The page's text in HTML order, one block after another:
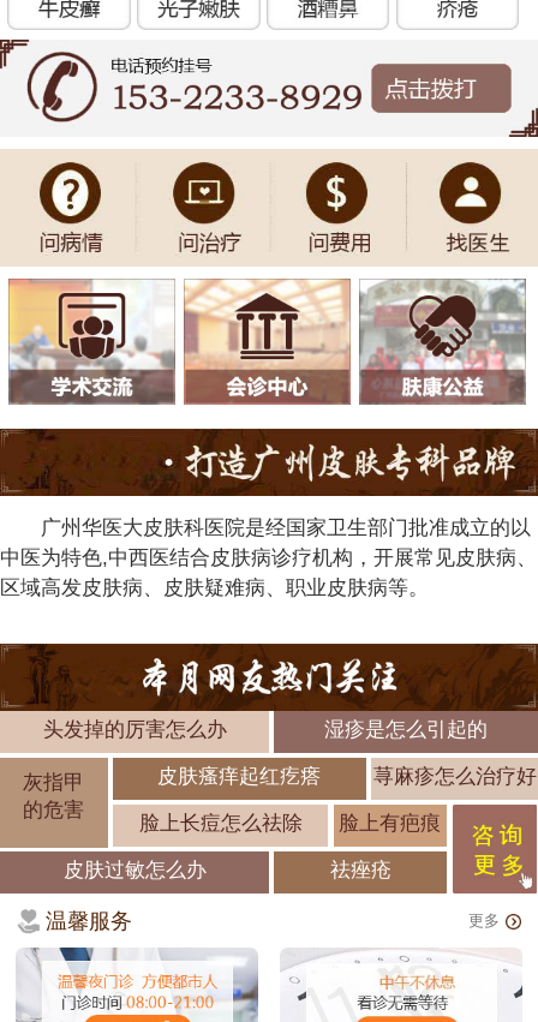
广州华医大皮肤科医院是经国家卫生部门批准成立的以
中医为特色,中西医结合皮肤病诊疗机构，开展常见皮肤病、
区域高发皮肤病、皮肤疑难病、职业皮肤病等。
头发掉的厉害怎么办 湿疹是怎么引起的
灰指甲
的危害
皮肤瘙痒起红疙瘩 荨麻疹怎么治疗好
脸上长痘怎么祛除 脸上有疤痕
皮肤过敏怎么办 祛痤疮
温馨服务 更多